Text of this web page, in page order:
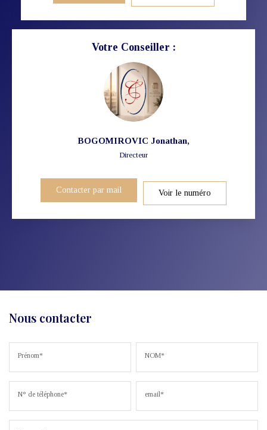
Votre Conseiller :
BOGOMIROVIC Jonathan,
Directeur
Contacter par mail Voir le numéro
Nous contacter
Prénom* NOM*
N° de téléphone* email*